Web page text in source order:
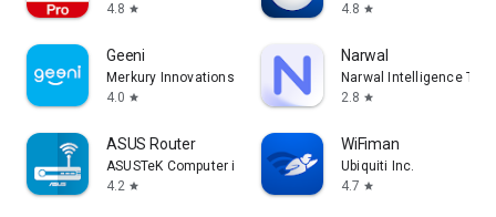
4.8 star
4.8 star
Geeni
Merkury Innovations
4.0 star
Narwal
Narwal Intelligence
2.8 star
ASUS Router
ASUSTeK Computer inc.
4.2 star
WiFiman
Ubiquiti Inc.
4.7 star